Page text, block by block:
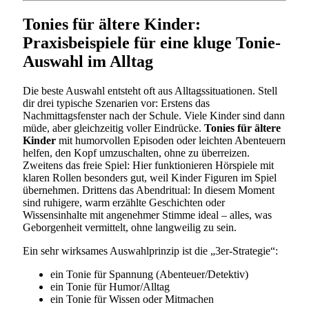
Tonies für ältere Kinder:
Praxisbeispiele für eine kluge Tonie-
Auswahl im Alltag
Die beste Auswahl entsteht oft aus Alltagssituationen. Stell
dir drei typische Szenarien vor: Erstens das
Nachmittagsfenster nach der Schule. Viele Kinder sind dann
müde, aber gleichzeitig voller Eindrücke. Tonies für ältere
Kinder mit humorvollen Episoden oder leichten Abenteuern
helfen, den Kopf umzuschalten, ohne zu überreizen.
Zweitens das freie Spiel: Hier funktionieren Hörspiele mit
klaren Rollen besonders gut, weil Kinder Figuren im Spiel
übernehmen. Drittens das Abendritual: In diesem Moment
sind ruhigere, warm erzählte Geschichten oder
Wissensinhalte mit angenehmer Stimme ideal – alles, was
Geborgenheit vermittelt, ohne langweilig zu sein.
Ein sehr wirksames Auswahlprinzip ist die „3er-Strategie“:
ein Tonie für Spannung (Abenteuer/Detektiv)
ein Tonie für Humor/Alltag
ein Tonie für Wissen oder Mitmachen